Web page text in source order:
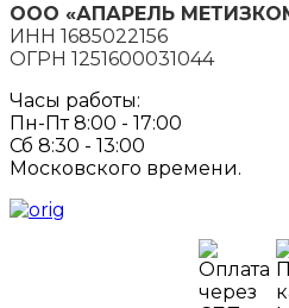
ООО «АПАРЕЛЬ
ИНН 1685022156
ОГРН 1251600031044
Часы работы:
Пн-Пт 8:00 - 17:00
Сб 8:30 - 13:00
Московского времени.